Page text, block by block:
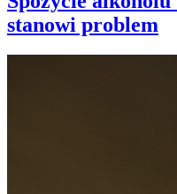
stanowi problem